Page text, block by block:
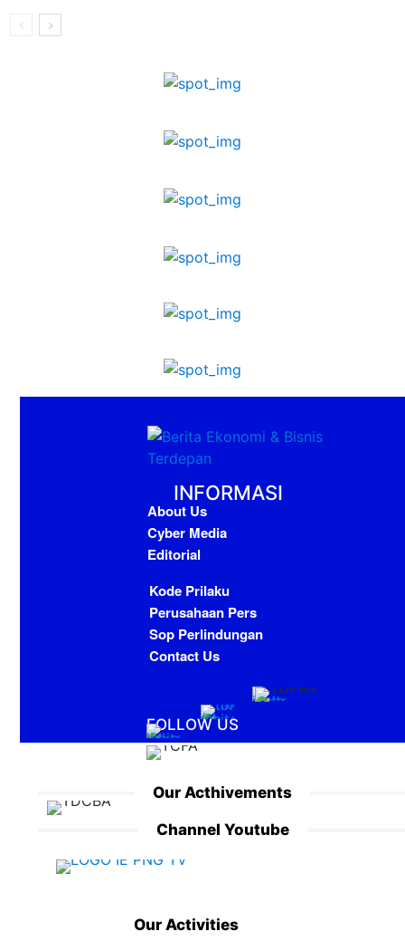
INFORMASI
About Us
Cyber Media
Editorial
Kode Prilaku
Perusahaan Pers
Sop Perlindungan
Contact Us
FOLLOW US
Our Acthivements
Channel Youtube
Our Activities